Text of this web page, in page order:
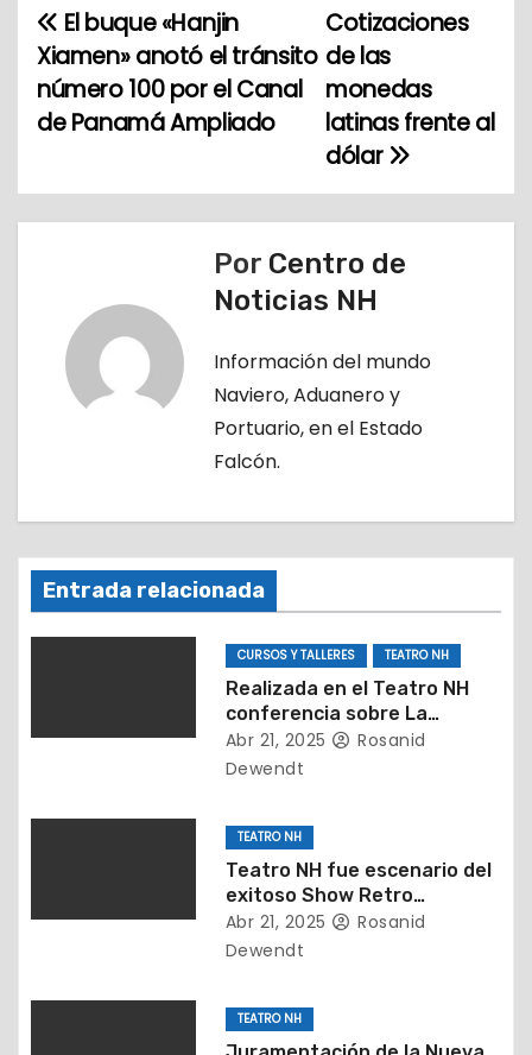
N
a
v
e
g
d
e
e
t
a
a
Cotizaciones
de las
monedas
latinas frente al
dólar
El buque «Hanjin
Xiamen» anotó el tránsito
número 100 por el Canal
de Panamá Ampliado
Por Centro de
Noticias NH
Información del mundo
Naviero, Aduanero y
Portuario, en el Estado
Falcón.
Entrada relacionada
CURSOS Y TALLERES TEATRO NH
Realizada en el Teatro NH
conferencia sobre La
importancia de detectar a
tiempo el TEA
Abr 21, 2025
Rosanid
Dewendt
TEATRO NH
Teatro NH fue escenario del
exitoso Show Retro
presentado por la Fundación
Legados Music
Abr 21, 2025
Rosanid
Dewendt
TEATRO NH